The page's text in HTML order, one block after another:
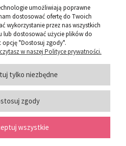
SPRZEDAŻY
MEDIA
umożliwiają poprawne
dostosować ofertę do Twoich
wykorzystanie przez nas wszystkich
lub dostosować użycie plików do
opcję "Dostosuj zgody".
w naszej Polityce prywatności.
tylko niezbędne
zgody
wszystkie